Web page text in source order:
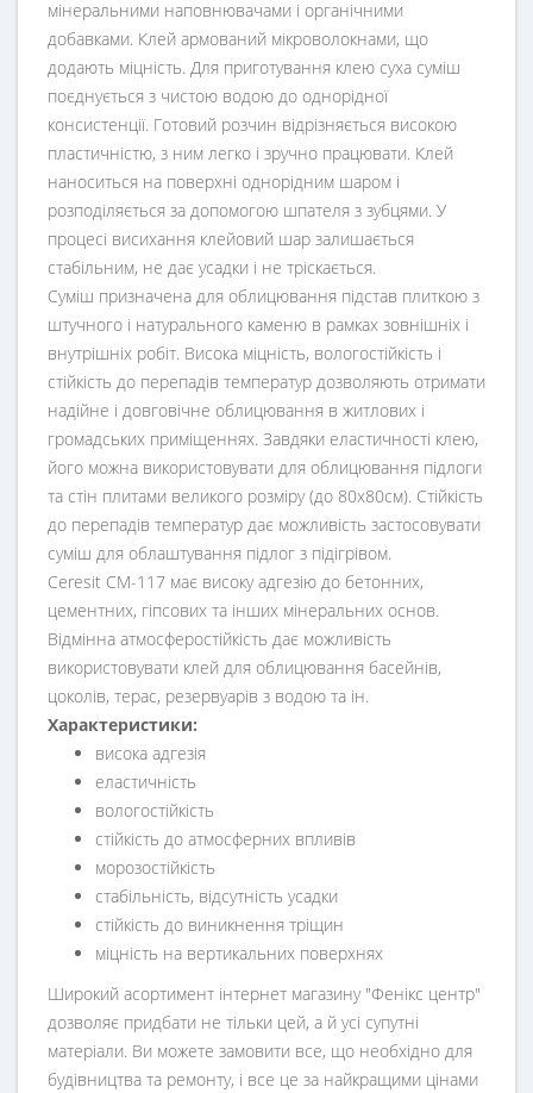
мінеральними наповнювачами і органічними
добавками. Клей армований мікроволокнами, що
додають міцність. Для приготування клею суха суміш
поєднується з чистою водою до однорідної
консистенції. Готовий розчин відрізняється високою
пластичністю, з ним легко і зручно працювати. Клей
наноситься на поверхні однорідним шаром і
розподіляється за допомогою шпателя з зубцями. У
процесі висихання клейовий шар залишається
стабільним, не дає усадки і не тріскається.
Суміш призначена для облицювання підстав плиткою з
штучного і натурального каменю в рамках зовнішніх і
внутрішніх робіт. Висока міцність, вологостійкість і
стійкість до перепадів температур дозволяють отримати
надійне і довговічне облицювання в житлових і
громадських приміщеннях. Завдяки еластичності клею,
його можна використовувати для облицювання підлоги
та стін плитами великого розміру (до 80х80см). Стійкість
до перепадів температур дає можливість застосовувати
суміш для облаштування підлог з підігрівом.
Ceresit СМ-117 має високу адгезію до бетонних,
цементних, гіпсових та інших мінеральних основ.
Відмінна атмосферостійкість дає можливість
використовувати клей для облицювання басейнів,
цоколів, терас, резервуарів з водою та ін.
Характеристики:
висока адгезія
еластичність
вологостійкість
стійкість до атмосферних впливів
морозостійкість
стабільність, відсутність усадки
стійкість до виникнення тріщин
міцність на вертикальних поверхнях
Широкий асортимент інтернет магазину "Фенікс центр"
дозволяє придбати не тільки цей, а й усі супутні
матеріали. Ви можете замовити все, що необхідно для
будівництва та ремонту, і все це за найкращими цінами